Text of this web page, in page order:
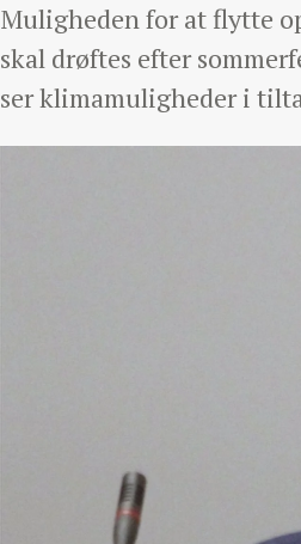
Muligheden for at flytte
skal drøftes efter
ser klimamuligheder i